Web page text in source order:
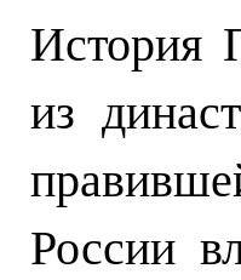
История
из
России